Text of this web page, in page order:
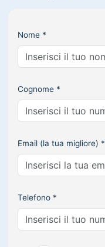
Nome *
Cognome *
Email (la tua migliore) *
Telefono *